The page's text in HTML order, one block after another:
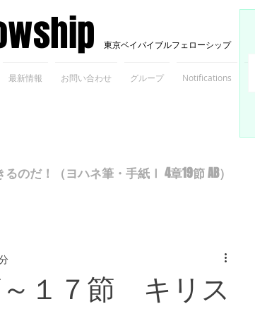
東京ベイバイブルフェローシップ
最新情報 お問い合わせ グループ Notifications
のだ！（ヨハネ筆・手紙Ⅰ 4章19節 AB）
１７節 キリス